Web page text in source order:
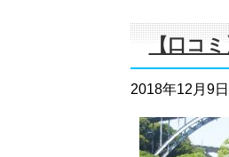
【口コ
2018年12月9日